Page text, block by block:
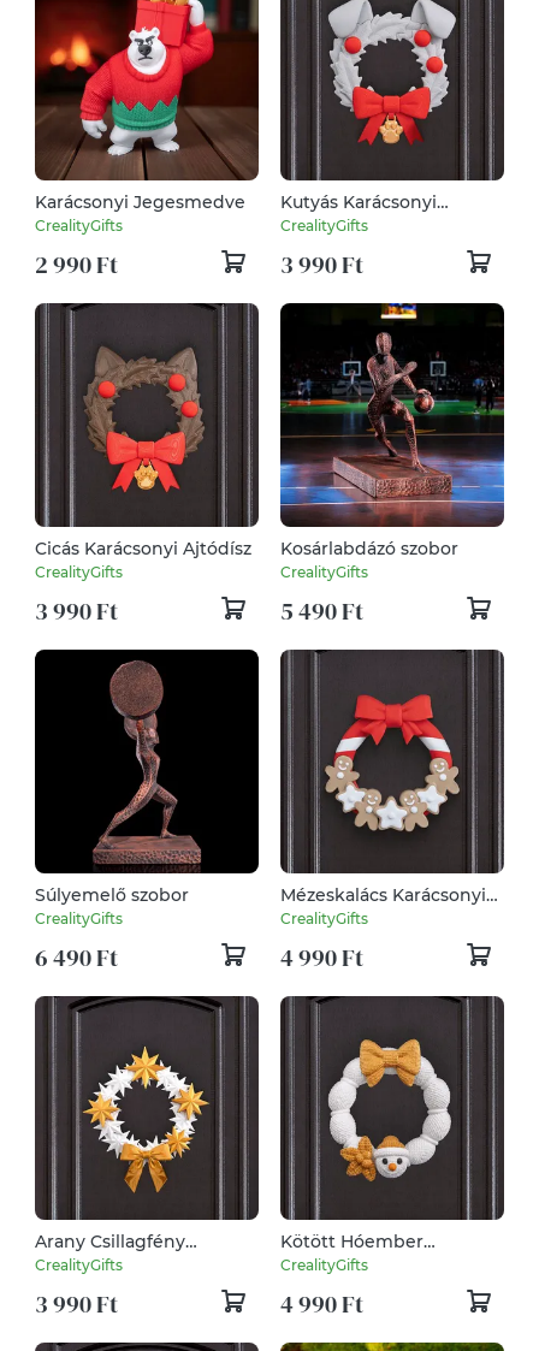
Karácsonyi Jegesmedve
CrealityGifts
2 990 Ft
Kutyás Karácsonyi
Ajtódísz
CrealityGifts
3 990 Ft
Cicás Karácsonyi Ajtódísz
CrealityGifts
3 990 Ft
Kosárlabdázó szobor
CrealityGifts
5 490 Ft
Súlyemelő szobor
CrealityGifts
6 490 Ft
Mézeskalács Karácsonyi
Ajtódísz
CrealityGifts
4 990 Ft
Arany Csillagfény
Karácsonyi Ajtódísz
CrealityGifts
3 990 Ft
Kötött Hóember
Karácsonyi Ajtódísz
CrealityGifts
4 990 Ft